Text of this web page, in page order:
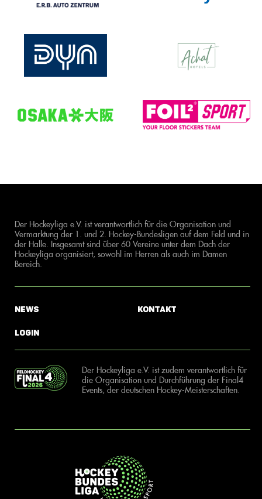
Der Hockeyliga e.V. ist verantwortlich für die Organisation und
Vermarktung der 1. und 2. Hockey-Bundesligen auf dem Feld und in
der Halle. Insgesamt sind über 60 Vereine unter dem Dach der
Hockeyliga organisiert, sowohl im Herren als auch im Damen
Bereich.
News
Login
Kontakt
Der Hockeyliga e.V. ist zudem verantwortlich für
die Organisation und Durchführung der Final4
Events, der deutschen Hockey-Meisterschaften.